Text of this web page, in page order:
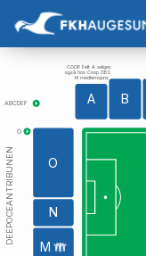
A B
M
N
O
ABCDEF
O
DEEPOCEANTRIBUNEN
COOP Felt A selges
også hos Coop OBS
til medlemspris